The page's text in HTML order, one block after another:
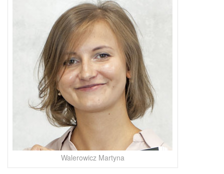
Walerowicz Martyna